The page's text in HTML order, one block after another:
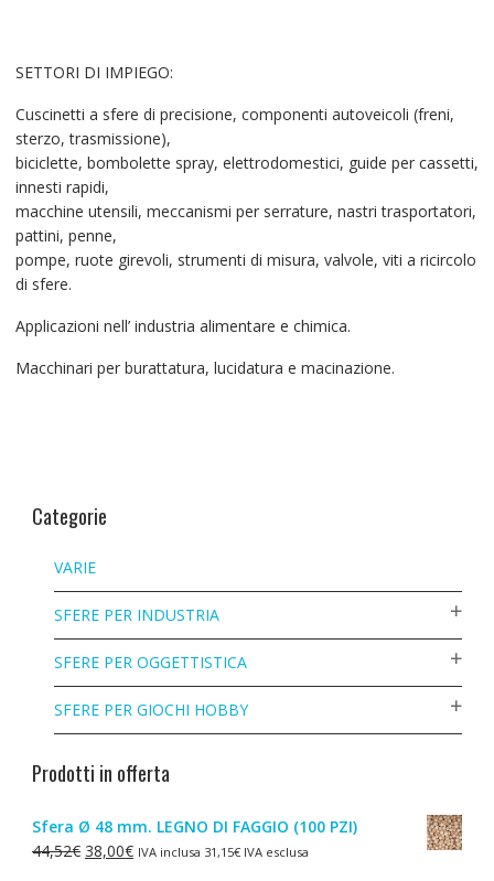
SETTORI DI IMPIEGO:
Cuscinetti a sfere di precisione, componenti autoveicoli (freni,
sterzo, trasmissione),
biciclette, bombolette spray, elettrodomestici, guide per cassetti,
innesti rapidi,
macchine utensili, meccanismi per serrature, nastri trasportatori,
pattini, penne,
pompe, ruote girevoli, strumenti di misura, valvole, viti a ricircolo
di sfere.
Applicazioni nell’ industria alimentare e chimica.
Macchinari per burattatura, lucidatura e macinazione.
Categorie
VARIE
SFERE PER INDUSTRIA
SFERE PER OGGETTISTICA
SFERE PER GIOCHI HOBBY
Prodotti in offerta
Sfera Ø 48 mm. LEGNO DI FAGGIO (100 PZI)
44,52€ Il
38,00€IlIVA inclusa 31,15€IVA esclusa